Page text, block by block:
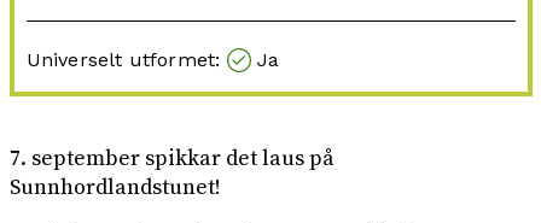
Universelt utformet: Ja
7. september spikkar det laus på
Sunnhordlandstunet!